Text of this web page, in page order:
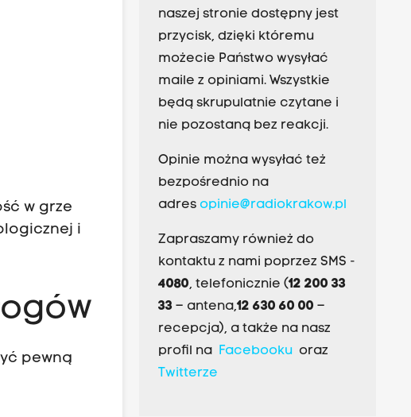
w grze
i
pewną
naszej stronie dostępny jest
przycisk, dzięki któremu
możecie Państwo wysyłać
maile z opiniami. Wszystkie
będą skrupulatnie czytane i
nie pozostaną bez reakcji.
Opinie można wysyłać też
bezpośrednio na
adres opinie@radiokrakow.pl
Zapraszamy również do
kontaktu z nami poprzez SMS -
4080, telefonicznie (12 200 33
33– antena,12 630 60 00 –
recepcja), a także na nasz
profil na Facebookuoraz
Twitterze